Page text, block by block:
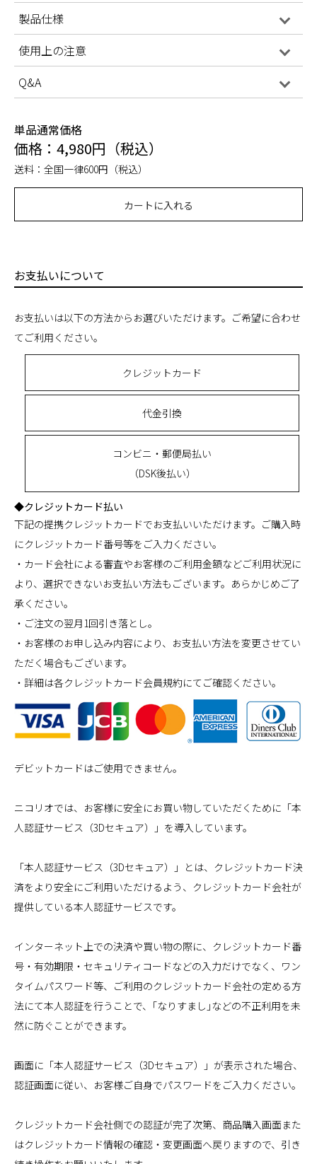
製品仕様
使用上の注意
Q&A
単品通常価格
価格：4,980円（税込）
送料：全国一律600円（税込）
カートに入れる
お支払いについて
お支払いは以下の方法からお選びいただけます。ご希望に合わせ
てご利用ください。
クレジットカード
代金引換
コンビニ・郵便局払い
（DSK後払い）
◆クレジットカード払い
下記の提携クレジットカードでお支払いいただけます。ご購入時
にクレジットカード番号等をご入力ください。
・カード会社による審査やお客様のご利用金額などご利用状況に
より、選択できないお支払い方法もございます。あらかじめご了
承ください。
・ご注文の翌月1回引き落とし。
・お客様のお申し込み内容により、お支払い方法を変更させてい
ただく場合もございます。
・詳細は各クレジットカード会員規約にてご確認ください。
デビットカードはご使用できません。
ニコリオでは、お客様に安全にお買い物していただくために「本
人認証サービス（3Dセキュア）」を導入しています。
「本人認証サービス（3Dセキュア）」とは、クレジットカード決
済をより安全にご利用いただけるよう、クレジットカード会社が
提供している本人認証サービスです。
インターネット上での決済や買い物の際に、クレジットカード番
号・有効期限・セキュリティコードなどの入力だけでなく、ワン
タイムパスワード等、ご利用のクレジットカード会社の定める方
法にて本人認証を行うことで、｢なりすまし｣などの不正利用を未
然に防ぐことができます。
画面に「本人認証サービス（3Dセキュア）」が表示された場合、
認証画面に従い、お客様ご自身でパスワードをご入力ください。
クレジットカード会社側での認証が完了次第、商品購入画面また
はクレジットカード情報の確認・変更画面へ戻りますので、引き